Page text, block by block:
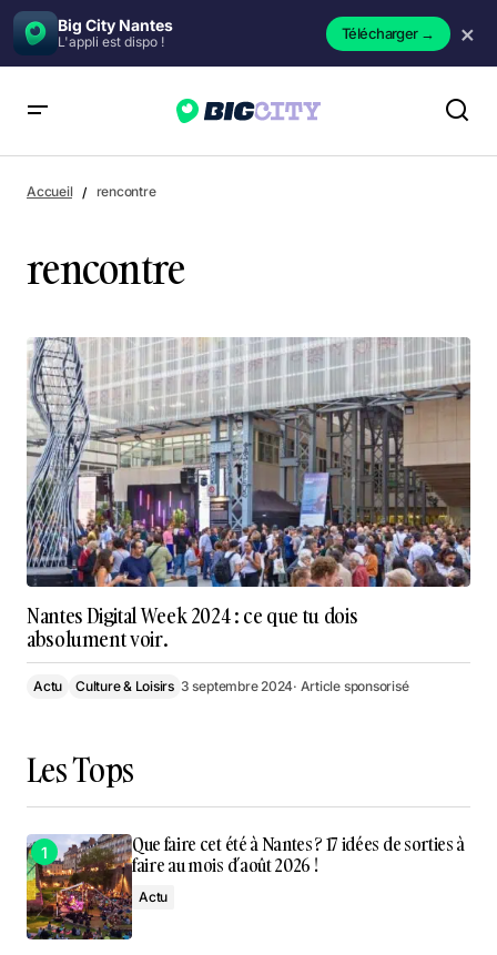
Big City Nantes
L'appli est dispo ! Télécharger→ ×
Accueil rencontre
rencontre
Nantes Digital Week 2024 : ce que tu dois
absolument voir.
Actu Culture & Loisirs 3 septembre 2024· Article sponsorisé
Les Tops
Que faire cet été à Nantes ? 17 idées de sorties à
faire au mois d’août 2026 !
Actu